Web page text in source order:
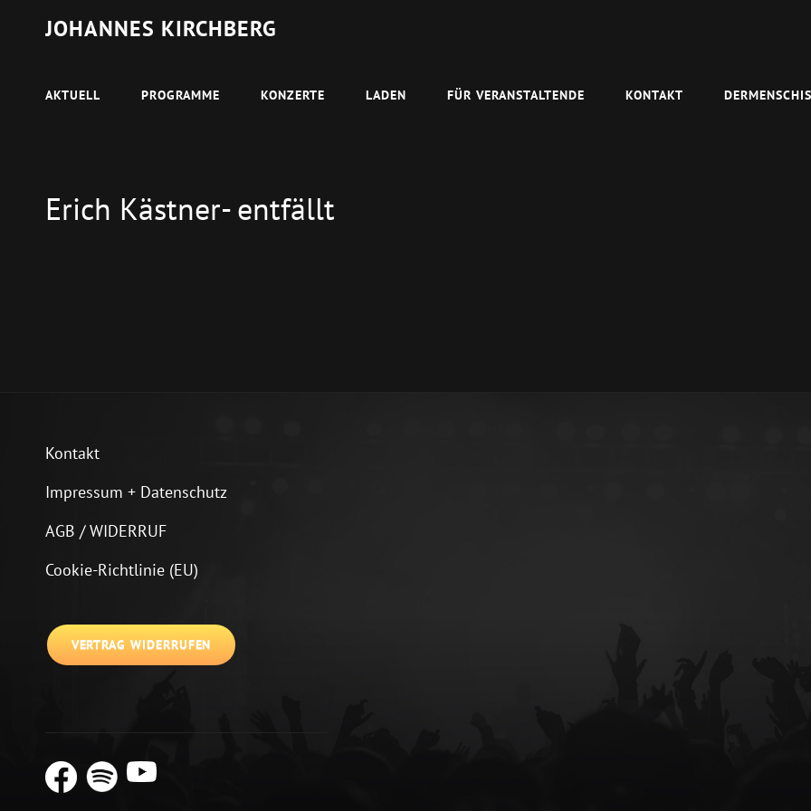
JOHANNES KIRCHBERG
AKTUELL PROGRAMME KONZERTE LADEN FÜR VERANSTALTENDE KONTAKT
Erich Kästner- entfällt
Kontakt
Impressum + Datenschutz
AGB / WIDERRUF
Cookie-Richtlinie (EU)
VERTRAG WIDERRUFEN